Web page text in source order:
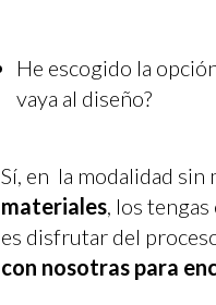
He escogido la
vaya al diseño?
Sí, en la modalidad sin
materiales, los
es disfrutar del
con nosotras para